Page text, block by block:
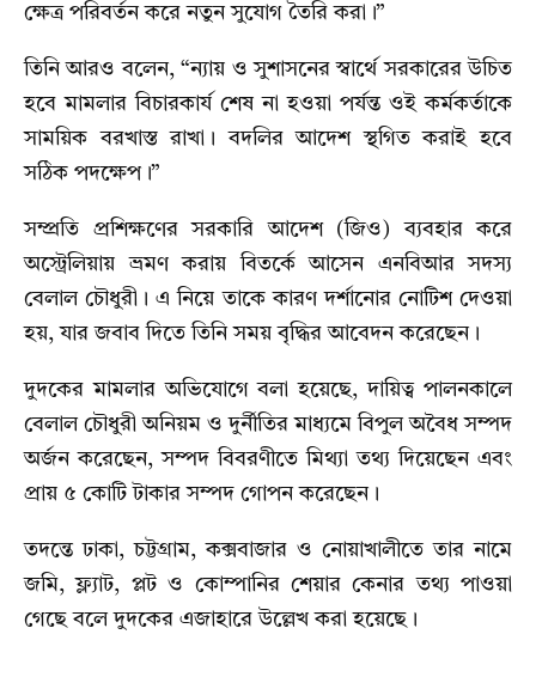
ক্ষেত্র পরিবর্তন করে নতুন সুযোগ তৈরি করা।”
তিনি আরও বলেন, “ন্যায় ও সুশাসনের স্বার্থে সরকারের উচিত
হবে মামলার বিচারকার্য শেষ না হওয়া পর্যন্ত ওই কর্মকর্তাকে
সাময়িক বরখাস্ত রাখা। বদলির আদেশ স্থগিত করাই হবে
সঠিক পদক্ষেপ।”
সম্প্রতি প্রশিক্ষণের সরকারি আদেশ (জিও) ব্যবহার করে
অস্ট্রেলিয়ায় ভ্রমণ করায় বিতর্কে আসেন এনবিআর সদস্য
বেলাল চৌধুরী। এ নিয়ে তাকে কারণ দর্শানোর নোটিশ দেওয়া
হয়, যার জবাব দিতে তিনি সময় বৃদ্ধির আবেদন করেছেন।
দুদকের মামলার অভিযোগে বলা হয়েছে, দায়িত্ব পালনকালে
বেলাল চৌধুরী অনিয়ম ও দুর্নীতির মাধ্যমে বিপুল অবৈধ সম্পদ
অর্জন করেছেন, সম্পদ বিবরণীতে মিথ্যা তথ্য দিয়েছেন এবং
প্রায় ৫ কোটি টাকার সম্পদ গোপন করেছেন।
তদন্তে ঢাকা, চট্টগ্রাম, কক্সবাজার ও নোয়াখালীতে তার নামে
জমি, ফ্ল্যাট, প্লট ও কোম্পানির শেয়ার কেনার তথ্য পাওয়া
গেছে বলে দুদকের এজাহারে উল্লেখ করা হয়েছে।